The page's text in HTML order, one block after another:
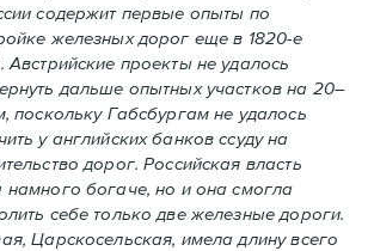
содержит первые опыты по
железных дорог еще в 1820-е
Австрийские проекты не удалось
дальше опытных участков на 20–
поскольку Габсбургам не удалось
у английских банков ссуду на
дорог. Российская власть
намного богаче, но и она смогла
себе только две железные дороги.
Царскосельская, имела длину всего